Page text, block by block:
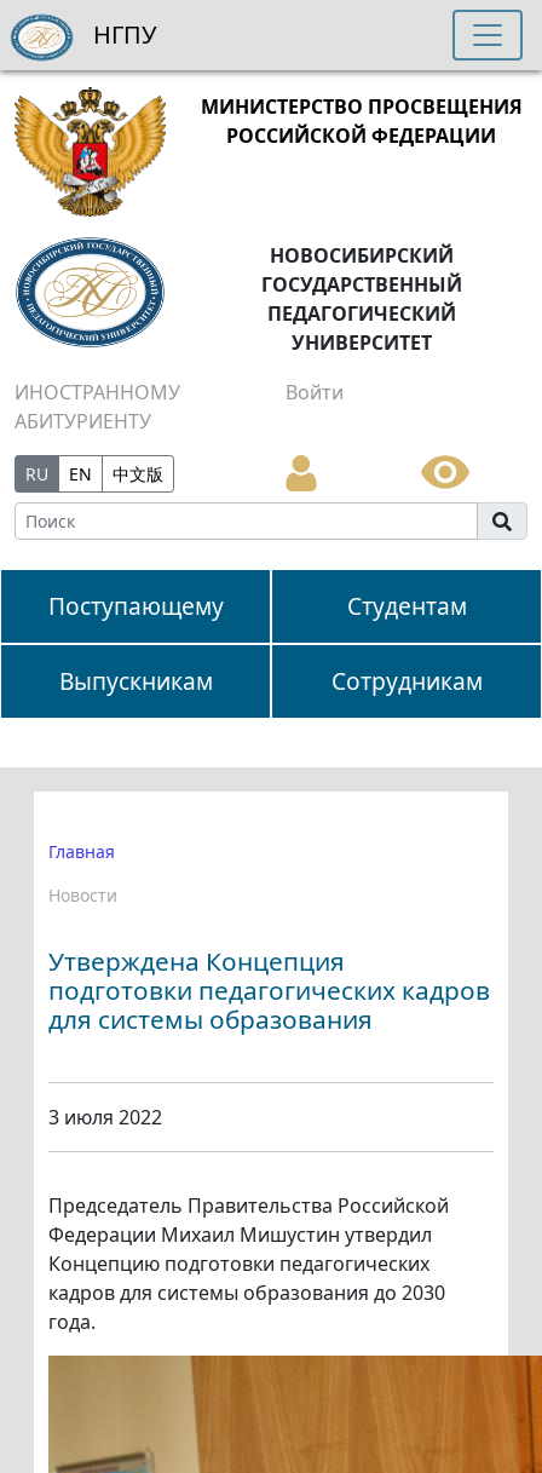
МИНИСТЕРСТВО ПРОСВЕЩЕНИЯ
РОССИЙСКОЙ ФЕДЕРАЦИИ
НОВОСИБИРСКИЙ
ГОСУДАРСТВЕННЫЙ
ПЕДАГОГИЧЕСКИЙ
УНИВЕРСИТЕТ
ИНОСТРАННОМУ
АБИТУРИЕНТУ
Войти
RU EN 中文版
Поступающему Студентам
Выпускникам Сотрудникам
НГПУ
Главная
Новости
Утверждена Концепция
подготовки педагогических кадров
для системы образования
3 июля 2022
Председатель Правительства Российской
Федерации Михаил Мишустин утвердил
Концепцию подготовки педагогических
кадров для системы образования до 2030
года.